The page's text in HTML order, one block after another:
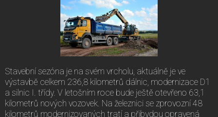
Stavební sezóna je na svém vrcholu, aktuálně je ve
výstavbě celkem 236,8 kilometrů dálnic, modernizace D1
a silnic I. třídy. V letošním roce bude ještě otevřeno 63,1
kilometrů nových vozovek. Na železnici se zprovozní 48
kilometrů modernizovaných tratí a přibydou opravená